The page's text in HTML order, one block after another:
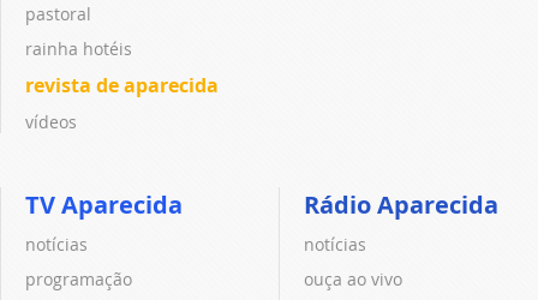
pastoral
rainha hotéis
revista de aparecida
vídeos
TV Aparecida
notícias
programação
Rádio Aparecida
notícias
ouça ao vivo